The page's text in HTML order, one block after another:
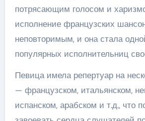
потрясающим голосом и
исполнение французских
неповторимым, и она стала
популярных исполнительниц
Певица имела репертуар на
— французском, итальянском,
испанском, арабском и т.д., что